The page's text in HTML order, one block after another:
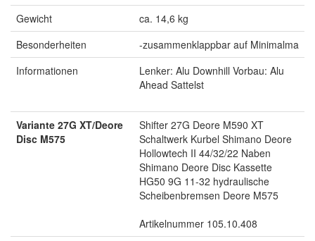
Gewicht
ca. 14,6 kg
Besonderheiten
-zusammenklappbar auf Minimalma
Informationen
Lenker: Alu Downhill Vorbau: Alu
Ahead Sattelst
Variante 27G XT/Deore
Disc M575
Shifter 27G Deore M590 XT
Schaltwerk Kurbel Shimano Deore
Hollowtech II 44/32/22 Naben
Shimano Deore Disc Kassette
HG50 9G 11-32 hydraulische
Scheibenbremsen Deore M575
Artikelnummer 105.10.408